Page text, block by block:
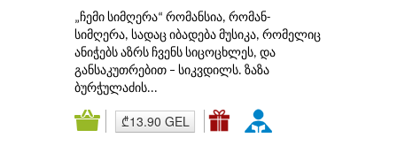
„ჩემი სიმღერა“ რომანსია, რომან-
სიმღერა, სადაც იბადება მუსიკა, რომელიც
ანიჭებს აზრს ჩვენს სიცოცხლეს, და
განსაკუთრებით – სიკვდილს. ზაზა
ბურჭულაძის...
₾13.90 GEL